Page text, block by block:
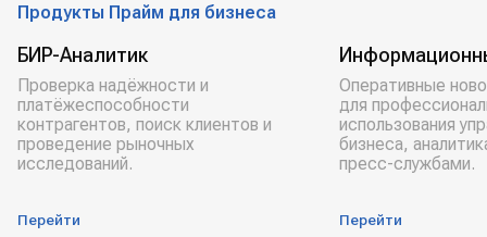
Продукты Прайм для бизнеса
БИР-Аналитик
Проверка надёжности и
платёжеспособности
контрагентов, поиск клиентов и
проведение рыночных
исследований.
Перейти
Оперативные
для
использования
бизнеса,
пресс-службами.
Перейти